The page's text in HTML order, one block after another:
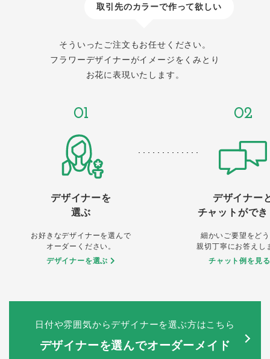
取引先のカラーで作って欲しい
そういったご注文もお任せください。
フラワーデザイナーがイメージをくみとり
お花に表現いたします。
01
デザイナーを
選ぶ
お好きなデザイナーを選んで
オーダーください。
デザイナーを選ぶ
02
デザイナー
チャットがで
細かいご要望をど
親切丁寧にお答えし
チャット例を見る
日付や雰囲気からデザイナーを選ぶ方はこちら
デザイナーを選んでオーダーメイド